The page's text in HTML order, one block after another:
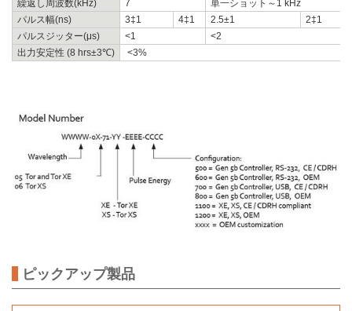
繰返し周波数(kHz)
7
単一ショット～1 kHz
パルス幅(ns)
3‡1 4‡1 2.5±1 2‡1
パルスジッター(μs)
<1
<2
出力安定性 (8 hrs±3℃)
<3%
ピックアップ製品